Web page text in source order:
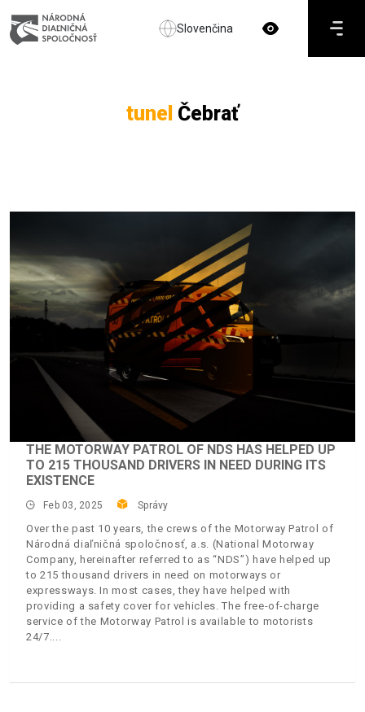
Slovenčina
tunel Čebrať
THE MOTORWAY PATROL OF NDS HAS HELPED UP
TO 215 THOUSAND DRIVERS IN NEED DURING ITS
EXISTENCE
Feb 03, 2025 Správy
Over the past 10 years, the crews of the Motorway Patrol of
Národná diaľničná spoločnosť, a.s. (National Motorway
Company, hereinafter referred to as “NDS”) have helped up
to 215 thousand drivers in need on motorways or
expressways. In most cases, they have helped with
providing a safety cover for vehicles. The free-of-charge
service of the Motorway Patrol is available to motorists
24/7.